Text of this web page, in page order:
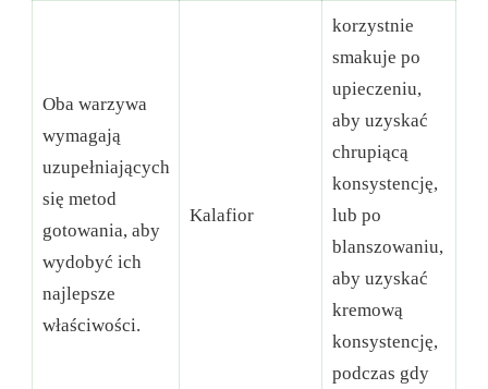
Oba warzywa
wymagają
uzupełniających
się metod
gotowania, aby
wydobyć ich
najlepsze
właściwości.
Kalafior
korzystnie
smakuje po
upieczeniu,
aby uzyskać
chrupiącą
konsystencję,
lub po
blanszowaniu,
aby uzyskać
kremową
konsystencję,
podczas gdy